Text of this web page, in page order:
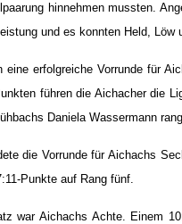
hinnehmen mussten.
und es konnten Held,
eine erfolgreiche Vorrunde für
führen die Aichacher die
Daniela Wassermann
die Vorrunde für Aichachs
Punkte auf Rang fünf.
war Aichachs Achte. Einem